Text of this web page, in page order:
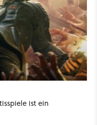
ist ein